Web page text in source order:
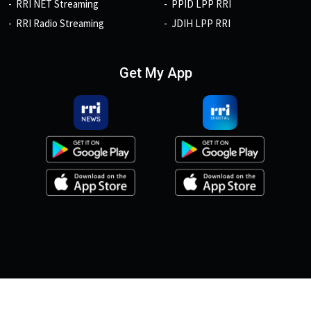
RRI NET Streaming
RRI Radio Streaming
PPID LPP RRI
JDIH LPP RRI
Get My App